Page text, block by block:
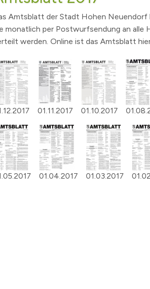
für öffentliche Räume
Neuendorf
SVV und Ausschüsse -
Bundestagswahl 2025
Wahl des Rates für Sorben/
Landtagswahlen 2024
Kommunalwahlen und Europawahl
Bürgermeisterwahl 2023
Landratswahl 2021
Bundestagswahl 2021
Landtagswahlen 2019
Hohen Neuendorf Podcast.
Publikationen
Allgemeine Bekanntmachungen
Archiv
Wichtige Telefon- und
GEOPortal
Geoportal
Standesamt
Schiedsstelle
Abfallentsorgung
Maerker Online
Kinder- &
Spielplätze
Offene
Teilhabe
Amtsblatt der Stadt Hohen
monatlich per Postwurfsendung an alle
werden. Online ist das Amtsblatt
01.11.2017 01.10.2017
01.04.2017 01.03.2017